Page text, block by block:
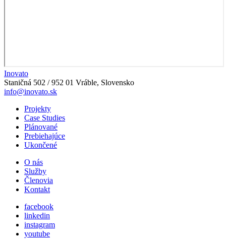
Inovato
Staničná 502 / 952 01 Vráble, Slovensko
info@inovato.sk
Projekty
Case Studies
Plánované
Prebiehajúce
Ukončené
O nás
Služby
Členovia
Kontakt
facebook
linkedin
instagram
youtube